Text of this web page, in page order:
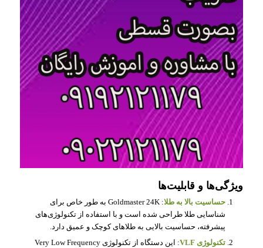
ویژگی‌ها و قابلیت‌ها
حساسیت بالا به طلا
: Goldmaster 24K به طور خاص برای
شناسایی طلا طراحی شده است و با استفاده از تکنولوژی‌های
پیشرفته، حساسیت بالایی به طلاهای کوچک و عمیق دارد.
تکنولوژی VLF
: این دستگاه از تکنولوژی Very Low Frequency